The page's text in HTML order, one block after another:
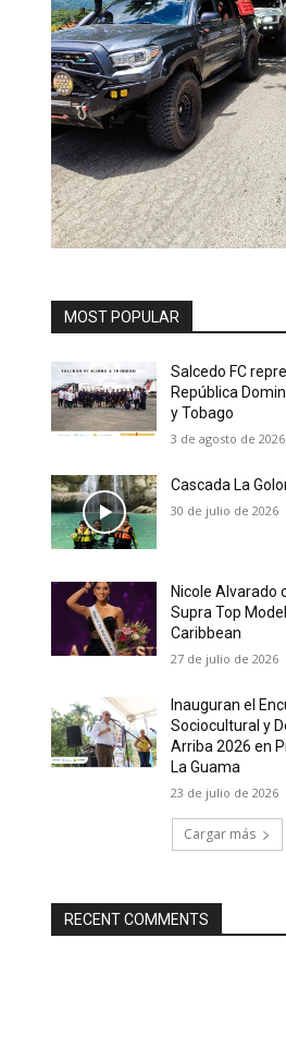
MOST POPULAR
Salcedo FC
República
y Tobago
3 de agosto de 2026
Cascada La
30 de julio de 2026
Nicole Alvarado
Supra Top
Caribbean
27 de julio de 2026
Inauguran el
Sociocultural y
Arriba 2026 en
La Guama
23 de julio de 2026
Cargar más
RECENT COMMENTS